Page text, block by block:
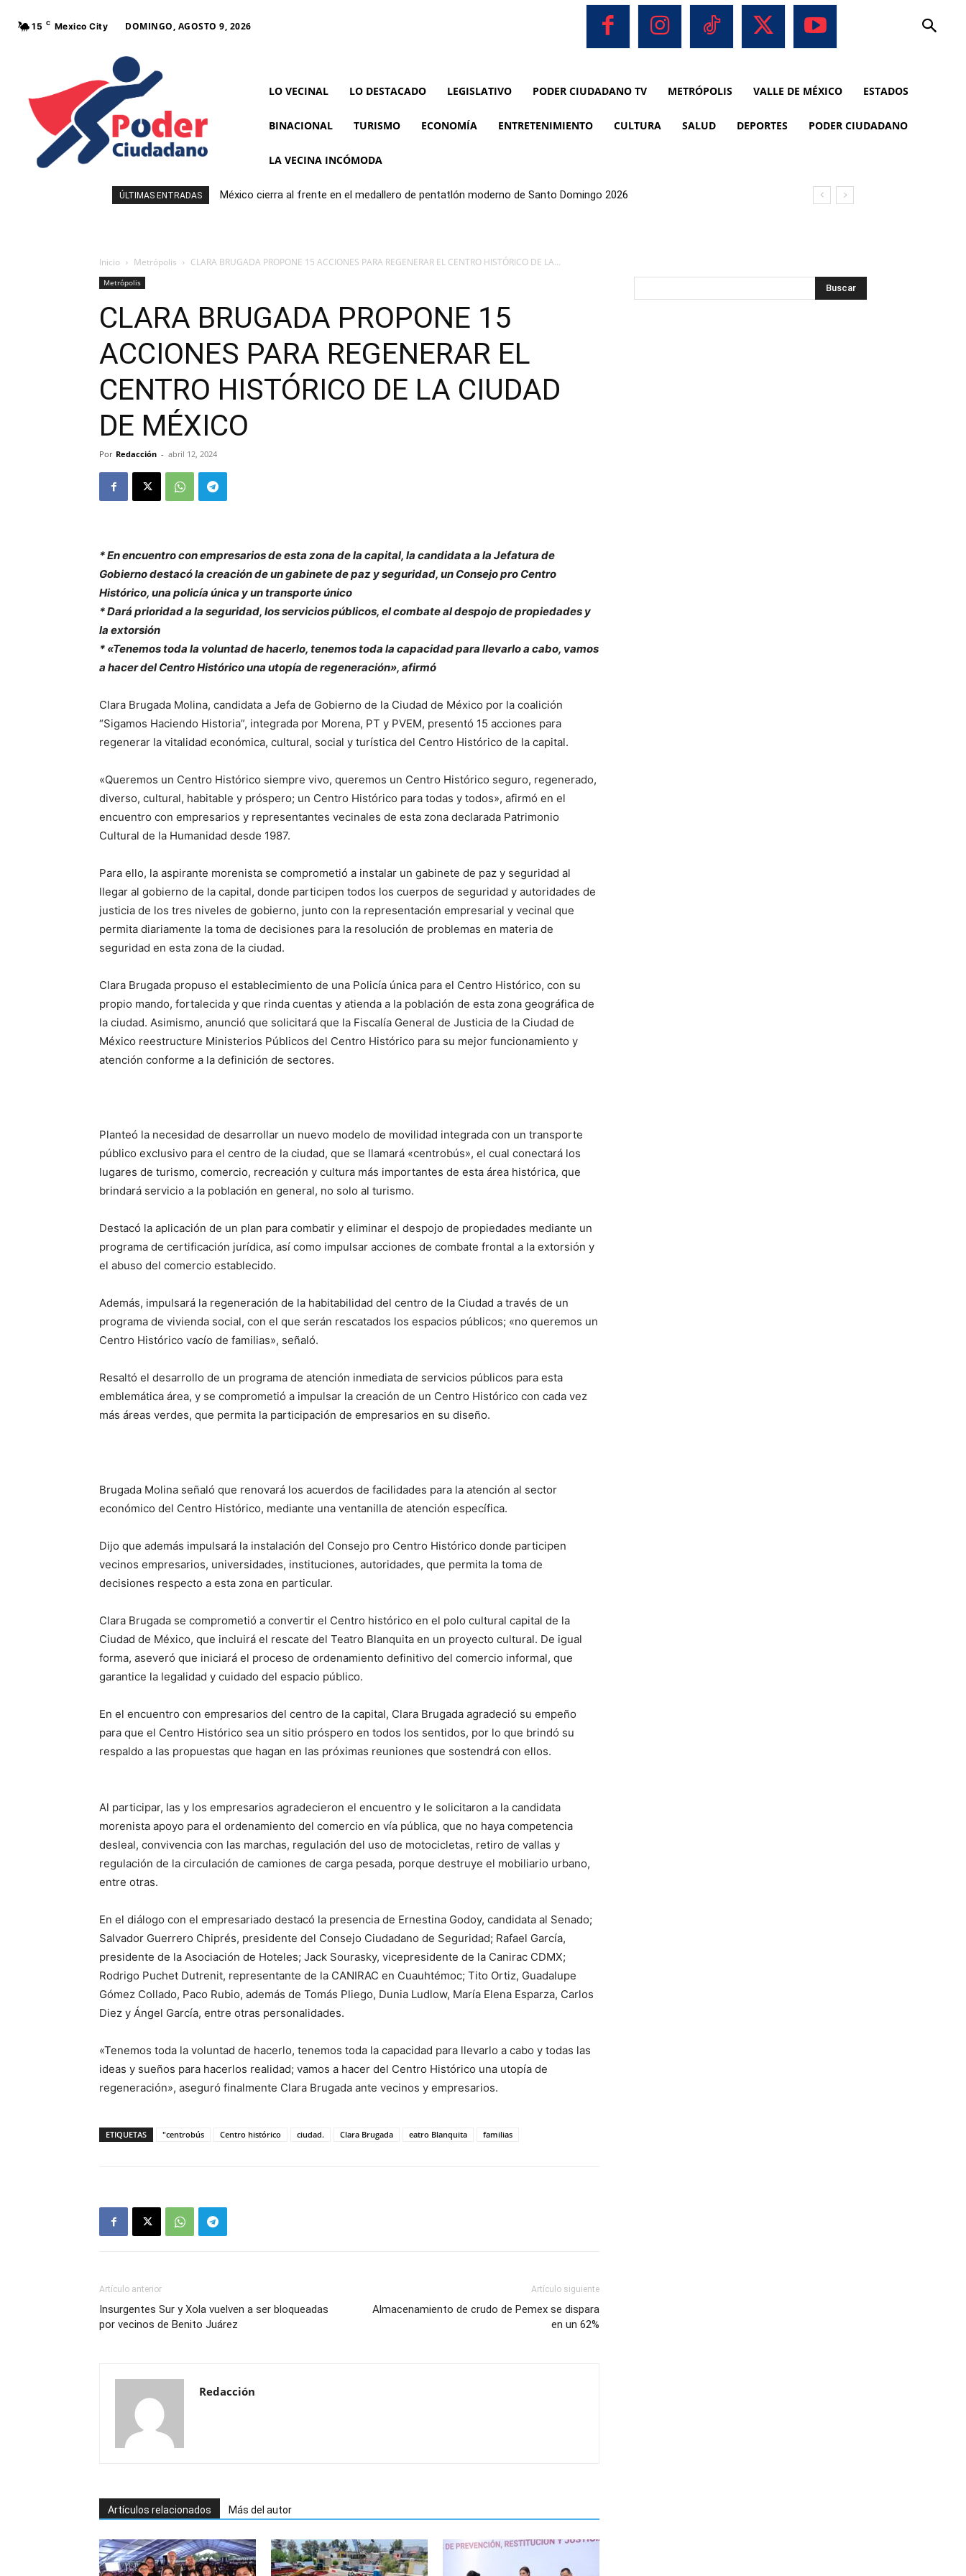
15 C Mexico City DOMINGO, AGOSTO 9, 2026
LO VECINAL LO DESTACADO LEGISLATIVO PODER CIUDADANO TV METRÓPOLIS VALLE DE MÉXICO ESTADOS
BINACIONAL TURISMO ECONOMÍA ENTRETENIMIENTO CULTURA SALUD DEPORTES PODER CIUDADANO
LA VECINA INCÓMODA
ÚLTIMAS ENTRADAS México cierra al frente en el medallero de pentatlón moderno de Santo Domingo 2026
Inicio Metrópolis CLARA BRUGADA PROPONE 15 ACCIONES PARA REGENERAR EL CENTRO HISTÓRICO DE LA...
Metrópolis
CLARA BRUGADA PROPONE 15
ACCIONES PARA REGENERAR EL
CENTRO HISTÓRICO DE LA CIUDAD
DE MÉXICO
Por Redacción - abril 12, 2024
* En encuentro con empresarios de esta zona de la capital, la candidata a la Jefatura de
Gobierno destacó la creación de un gabinete de paz y seguridad, un Consejo pro Centro
Histórico, una policía única y un transporte único
* Dará prioridad a la seguridad, los servicios públicos, el combate al despojo de propiedades y
la extorsión
* «Tenemos toda la voluntad de hacerlo, tenemos toda la capacidad para llevarlo a cabo, vamos
a hacer del Centro Histórico una utopía de regeneración», afirmó
Clara Brugada Molina, candidata a Jefa de Gobierno de la Ciudad de México por la coalición
“Sigamos Haciendo Historia”, integrada por Morena, PT y PVEM, presentó 15 acciones para
regenerar la vitalidad económica, cultural, social y turística del Centro Histórico de la capital.
«Queremos un Centro Histórico siempre vivo, queremos un Centro Histórico seguro, regenerado,
diverso, cultural, habitable y próspero; un Centro Histórico para todas y todos», afirmó en el
encuentro con empresarios y representantes vecinales de esta zona declarada Patrimonio
Cultural de la Humanidad desde 1987.
Para ello, la aspirante morenista se comprometió a instalar un gabinete de paz y seguridad al
llegar al gobierno de la capital, donde participen todos los cuerpos de seguridad y autoridades de
justicia de los tres niveles de gobierno, junto con la representación empresarial y vecinal que
permita diariamente la toma de decisiones para la resolución de problemas en materia de
seguridad en esta zona de la ciudad.
Clara Brugada propuso el establecimiento de una Policía única para el Centro Histórico, con su
propio mando, fortalecida y que rinda cuentas y atienda a la población de esta zona geográfica de
la ciudad. Asimismo, anunció que solicitará que la Fiscalía General de Justicia de la Ciudad de
México reestructure Ministerios Públicos del Centro Histórico para su mejor funcionamiento y
atención conforme a la definición de sectores.
Planteó la necesidad de desarrollar un nuevo modelo de movilidad integrada con un transporte
público exclusivo para el centro de la ciudad, que se llamará «centrobús», el cual conectará los
lugares de turismo, comercio, recreación y cultura más importantes de esta área histórica, que
brindará servicio a la población en general, no solo al turismo.
Destacó la aplicación de un plan para combatir y eliminar el despojo de propiedades mediante un
programa de certificación jurídica, así como impulsar acciones de combate frontal a la extorsión y
el abuso del comercio establecido.
Además, impulsará la regeneración de la habitabilidad del centro de la Ciudad a través de un
programa de vivienda social, con el que serán rescatados los espacios públicos; «no queremos un
Centro Histórico vacío de familias», señaló.
Resaltó el desarrollo de un programa de atención inmediata de servicios públicos para esta
emblemática área, y se comprometió a impulsar la creación de un Centro Histórico con cada vez
más áreas verdes, que permita la participación de empresarios en su diseño.
Brugada Molina señaló que renovará los acuerdos de facilidades para la atención al sector
económico del Centro Histórico, mediante una ventanilla de atención específica.
Dijo que además impulsará la instalación del Consejo pro Centro Histórico donde participen
vecinos empresarios, universidades, instituciones, autoridades, que permita la toma de
decisiones respecto a esta zona en particular.
Clara Brugada se comprometió a convertir el Centro histórico en el polo cultural capital de la
Ciudad de México, que incluirá el rescate del Teatro Blanquita en un proyecto cultural. De igual
forma, aseveró que iniciará el proceso de ordenamiento definitivo del comercio informal, que
garantice la legalidad y cuidado del espacio público.
En el encuentro con empresarios del centro de la capital, Clara Brugada agradeció su empeño
para que el Centro Histórico sea un sitio próspero en todos los sentidos, por lo que brindó su
respaldo a las propuestas que hagan en las próximas reuniones que sostendrá con ellos.
Al participar, las y los empresarios agradecieron el encuentro y le solicitaron a la candidata
morenista apoyo para el ordenamiento del comercio en vía pública, que no haya competencia
desleal, convivencia con las marchas, regulación del uso de motocicletas, retiro de vallas y
regulación de la circulación de camiones de carga pesada, porque destruye el mobiliario urbano,
entre otras.
En el diálogo con el empresariado destacó la presencia de Ernestina Godoy, candidata al Senado;
Salvador Guerrero Chiprés, presidente del Consejo Ciudadano de Seguridad; Rafael García,
presidente de la Asociación de Hoteles; Jack Sourasky, vicepresidente de la Canirac CDMX;
Rodrigo Puchet Dutrenit, representante de la CANIRAC en Cuauhtémoc; Tito Ortiz, Guadalupe
Gómez Collado, Paco Rubio, además de Tomás Pliego, Dunia Ludlow, María Elena Esparza, Carlos
Diez y Ángel García, entre otras personalidades.
«Tenemos toda la voluntad de hacerlo, tenemos toda la capacidad para llevarlo a cabo y todas las
ideas y sueños para hacerlos realidad; vamos a hacer del Centro Histórico una utopía de
regeneración», aseguró finalmente Clara Brugada ante vecinos y empresarios.
ETIQUETAS "centrobús Centro histórico ciudad. Clara Brugada eatro Blanquita familias
Artículo anterior
Insurgentes Sur y Xola vuelven a ser bloqueadas
por vecinos de Benito Juárez
Artículo siguiente
Almacenamiento de crudo de Pemex se dispara
en un 62%
Redacción
Artículos relacionados Más del autor